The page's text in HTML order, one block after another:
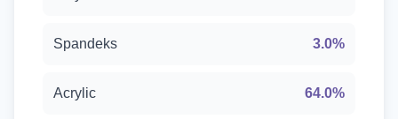
Spandeks 3.0%
Acrylic 64.0%